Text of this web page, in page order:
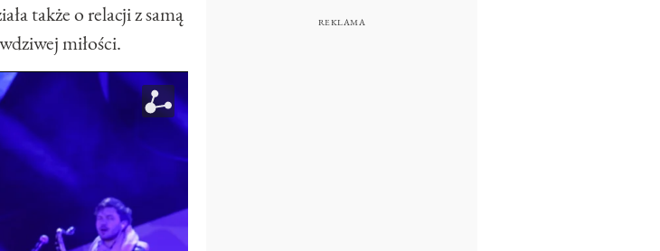
także o relacji z samą
miłości.